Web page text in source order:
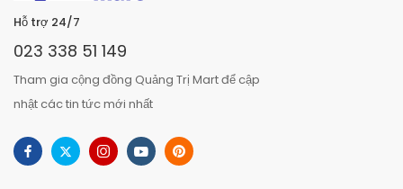
Hỗ trợ 24/7
023 338 51 149
Tham gia cộng đồng Quảng Trị Mart để cập
nhật các tin tức mới nhất